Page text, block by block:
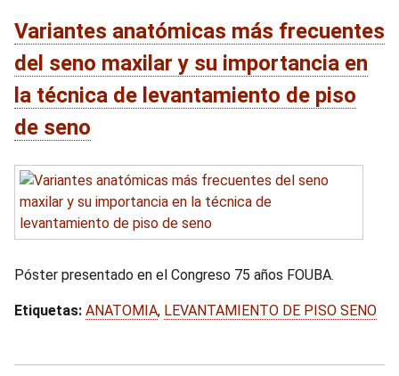
Variantes anatómicas más frecuentes
del seno maxilar y su importancia en
la técnica de levantamiento de piso
de seno
Póster presentado en el Congreso 75 años FOUBA.
Etiquetas: ANATOMIA, LEVANTAMIENTO DE PISO SENO